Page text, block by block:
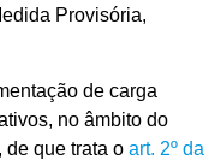
Provisória,
de carga
no âmbito do
de que trata o art. 2º da